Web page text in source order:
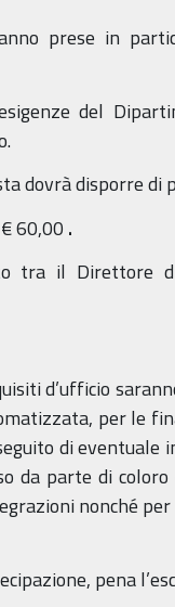
prese in
del
dovrà disporre di
60,00 .
tra il Direttore
d’ufficio
per le
di eventuale
da parte di
nonché
pena